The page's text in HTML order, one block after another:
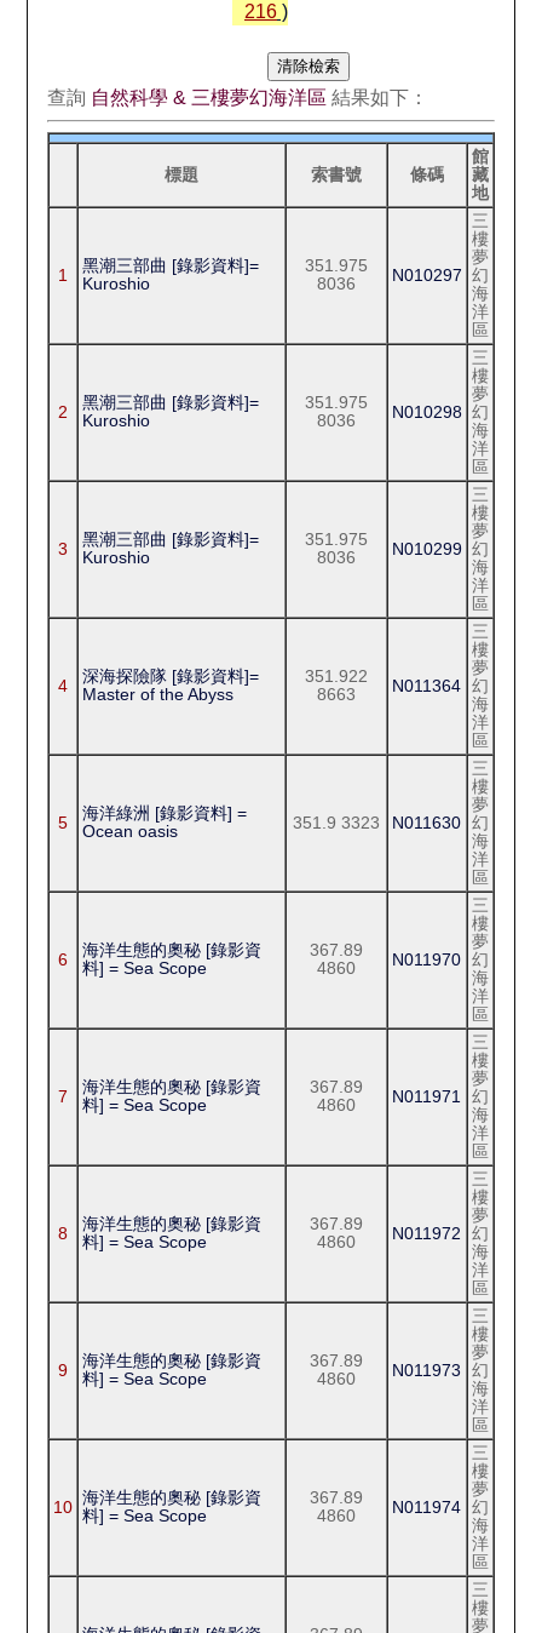
216)
查詢 自然科學 & 三樓夢幻海洋區 結果如下：
標題 索書號 條碼
館
藏
地
1
黑潮三部曲 [錄影資料]=
Kuroshio
351.975
8036
N010297
三
樓
夢
幻
海
洋
區
2
黑潮三部曲 [錄影資料]=
Kuroshio
351.975
8036
N010298
三
樓
夢
幻
海
洋
區
3
黑潮三部曲 [錄影資料]=
Kuroshio
351.975
8036
N010299
三
樓
夢
幻
海
洋
區
4
深海探險隊 [錄影資料]=
Master of the Abyss
351.922
8663
N011364
三
樓
夢
幻
海
洋
區
5
海洋綠洲 [錄影資料] =
Ocean oasis
351.9 3323 N011630
三
樓
夢
幻
海
洋
區
6
海洋生態的奧秘 [錄影資
料] = Sea Scope
367.89
4860
N011970
三
樓
夢
幻
海
洋
區
7
海洋生態的奧秘 [錄影資
料] = Sea Scope
367.89
4860
N011971
三
樓
夢
幻
海
洋
區
8
海洋生態的奧秘 [錄影資
料] = Sea Scope
367.89
4860
N011972
三
樓
夢
幻
海
洋
區
9
海洋生態的奧秘 [錄影資
料] = Sea Scope
367.89
4860
N011973
三
樓
夢
幻
海
洋
區
10 海洋生態的奧秘 [錄影資
料] = Sea Scope
367.89
4860
N011974
三
樓
夢
幻
海
洋
區
三
樓
夢